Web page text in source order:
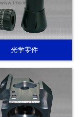
光学零件